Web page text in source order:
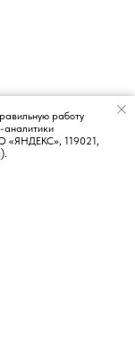
работу
аналитики
«ЯНДЕКС», 119021,